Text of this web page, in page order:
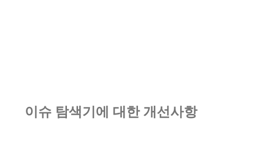
이슈 탐색기에 대한 개선사항